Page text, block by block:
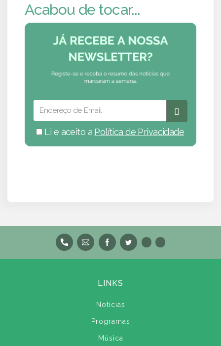
Acabou de tocar...
Li e aceito a Política de Privacidade
LINKS
Notícias
Programas
Música